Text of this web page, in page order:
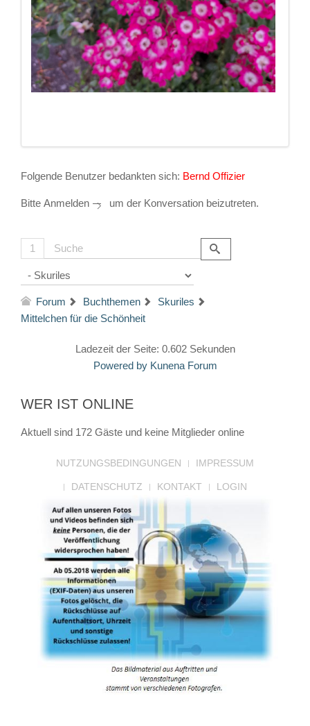
Folgende Benutzer bedankten sich: Bernd Offizier
Bitte Anmelden um der Konversation beizutreten.
1
Forum Buchthemen
Skuriles
Mittelchen für die Schönheit
Ladezeit der Seite: 0.602 Sekunden
Powered by Kunena Forum
WER IST ONLINE
Aktuell sind 172 Gäste und keine Mitglieder online
NUTZUNGSBEDINGUNGEN IMPRESSUM
DATENSCHUTZ KONTAKT LOGIN